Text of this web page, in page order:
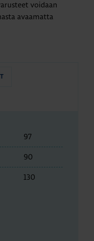
voidaan
avaamatta
97
90
130